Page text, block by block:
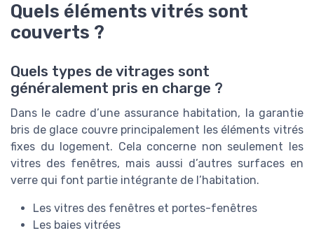
Quels éléments vitrés sont
couverts ?
Quels types de vitrages sont
généralement pris en charge ?
Dans le cadre d’une assurance habitation, la garantie
bris de glace couvre principalement les éléments vitrés
fixes du logement. Cela concerne non seulement les
vitres des fenêtres, mais aussi d’autres surfaces en
verre qui font partie intégrante de l’habitation.
Les vitres des fenêtres et portes-fenêtres
Les baies vitrées